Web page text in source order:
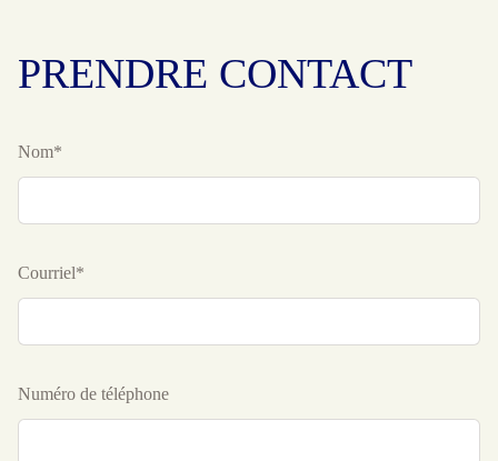
PRENDRE CONTACT
Nom*
Courriel*
Numéro de téléphone